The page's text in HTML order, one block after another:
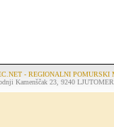
- REGIONALNI POMURSKI
Kamenščak 23, 9240